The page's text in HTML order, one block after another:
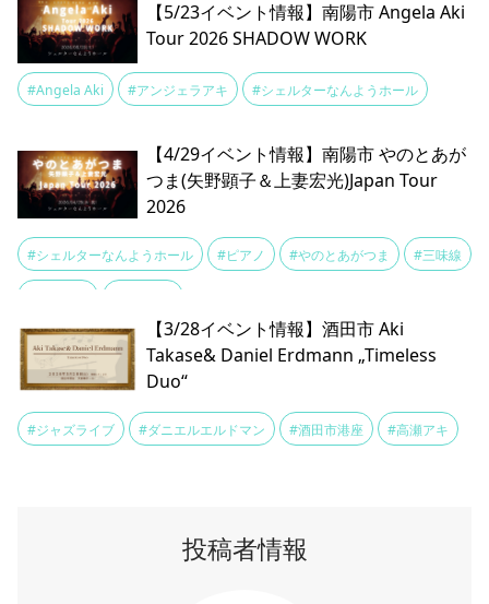
【5/23イベント情報】南陽市 Angela Aki
Tour 2026 SHADOW WORK
#Angela Aki #アンジェラアキ #シェルターなんようホール
【4/29イベント情報】南陽市 やのとあが
つま(矢野顕子＆上妻宏光)Japan Tour
2026
#シェルターなんようホール #ピアノ #やのとあがつま #三味線
【3/28イベント情報】酒田市 Aki
Takase& Daniel Erdmann „Timeless
Duo“
#ジャズライブ #ダニエルエルドマン #酒田市港座 #高瀬アキ
投稿者情報